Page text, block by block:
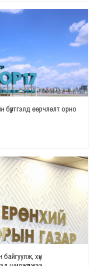
бүртгэлд өөрчлөлт орно
байгуулж, хүн